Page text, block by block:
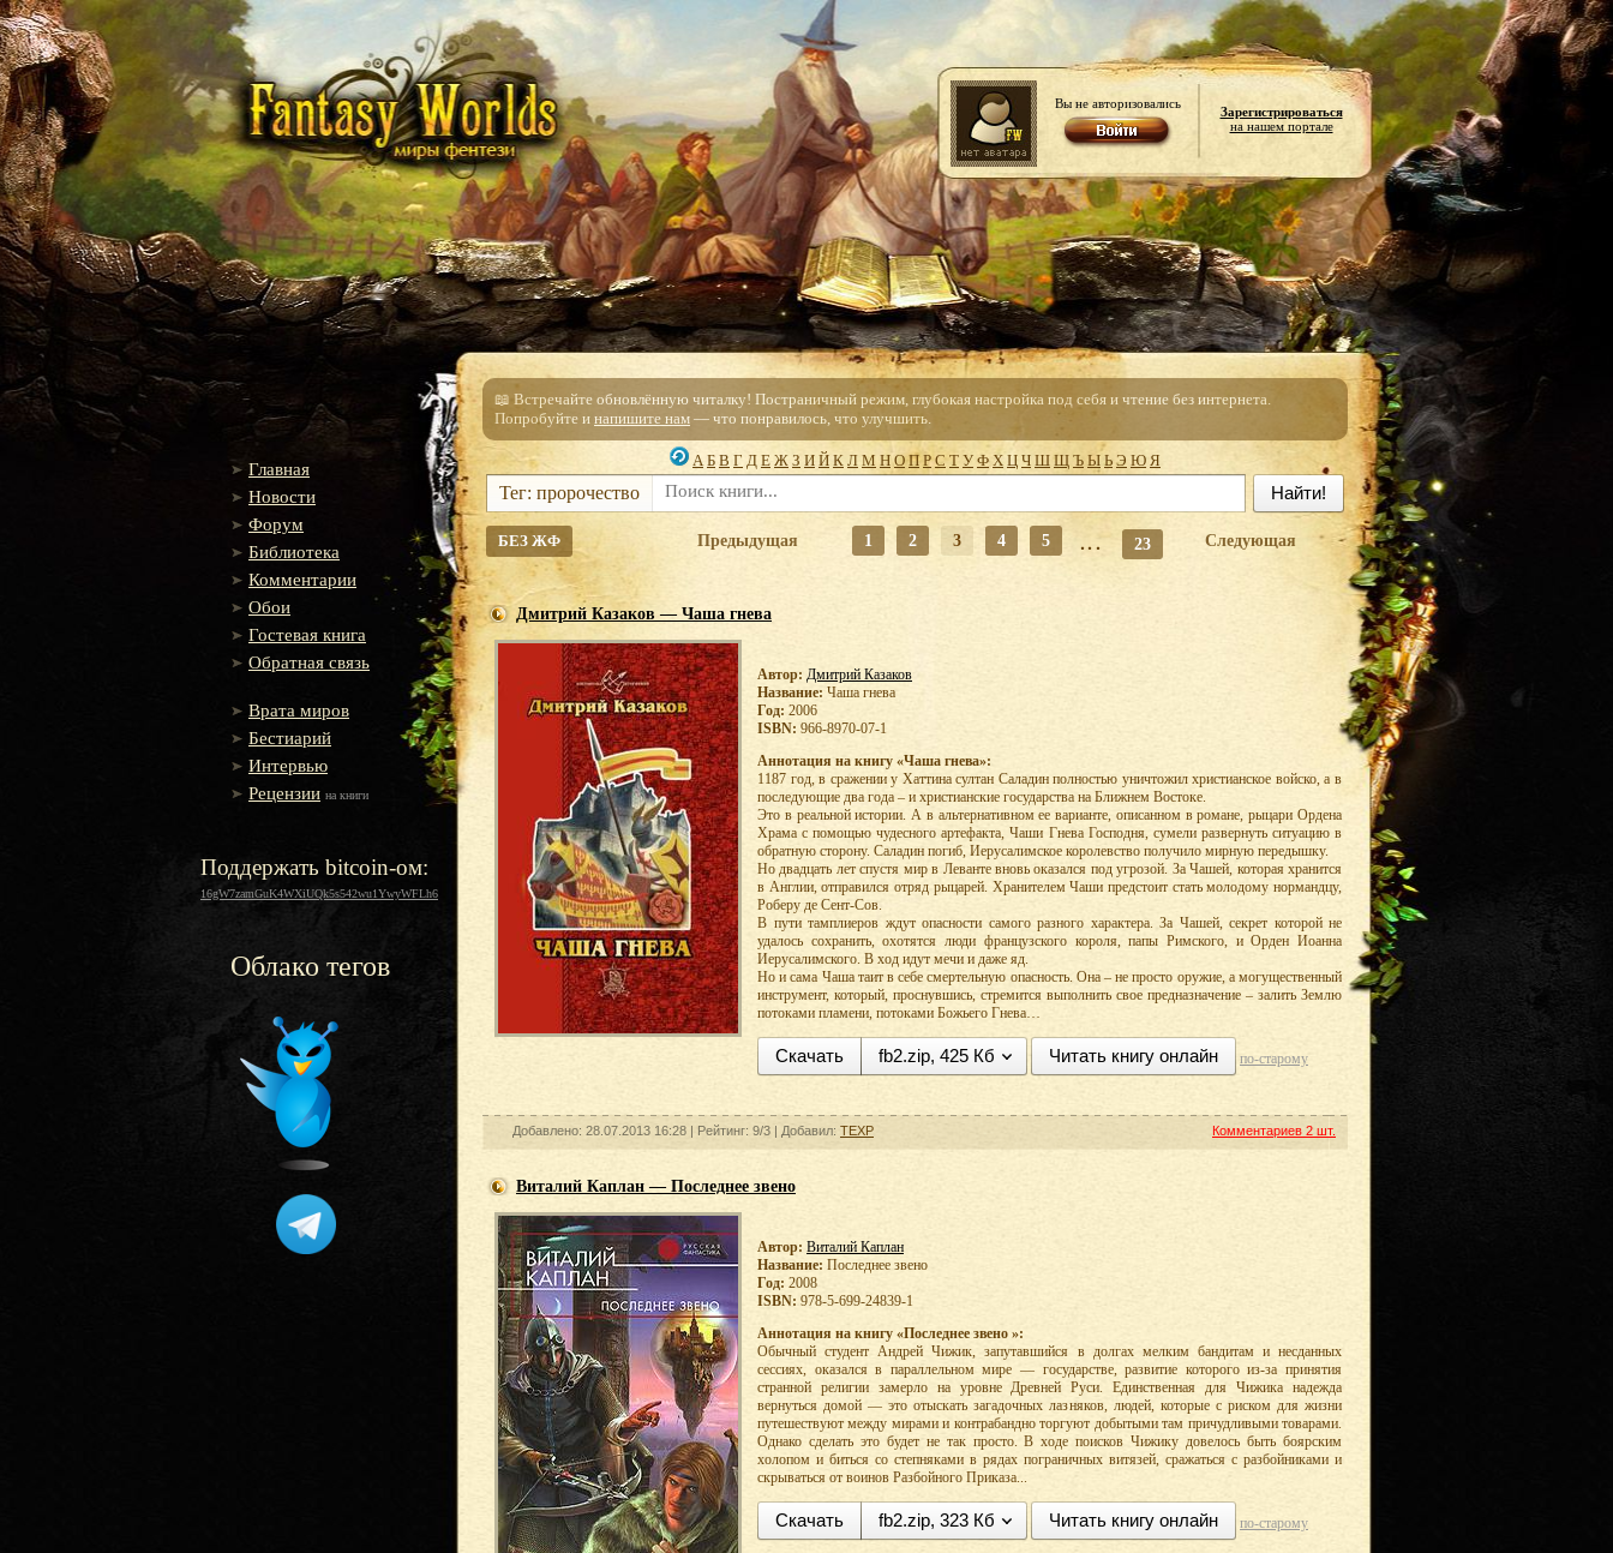
Вы не авторизовались
Зарегистрироваться
на нашем портале
Главная
Новости
Форум
Библиотека
Комментарии
Обои
Гостевая книга
Обратная связь
Врата миров
Бестиарий
Интервью
Рецензии на книги
Поддержать bitcoin-ом:
16gW7zamGuK4WXiUQk5s542wu1YwyWFLh6
Облако тегов
📖 Встречайте обновлённую читалку! Постраничный режим, глубокая настройка под себя и чтение без интернета.
Попробуйте и напишите нам — что понравилось, что улучшить.
А Б В Г Д Е Ж З И Й К Л М Н О П Р С Т У Ф Х Ц Ч Ш Щ Ъ Ы Ь Э Ю Я
Найти!
Тег: пророчество
БЕЗ ЖФ Предыдущая 1 2 3 4 5 ... 23 Следующая
Дмитрий Казаков — Чаша гнева
Автор: Дмитрий Казаков
Название: Чаша гнева
Год: 2006
ISBN: 966-8970-07-1
Аннотация на книгу «Чаша гнева»:
1187 год, в сражении у Хаттина султан Саладин полностью уничтожил христианское войско, а в
последующие два года – и христианские государства на Ближнем Востоке.
Это в реальной истории. А в альтернативном ее варианте, описанном в романе, рыцари Ордена
Храма с помощью чудесного артефакта, Чаши Гнева Господня, сумели развернуть ситуацию в
обратную сторону. Саладин погиб, Иерусалимское королевство получило мирную передышку.
Но двадцать лет спустя мир в Леванте вновь оказался под угрозой. За Чашей, которая хранится
в Англии, отправился отряд рыцарей. Хранителем Чаши предстоит стать молодому нормандцу,
Роберу де Сент-Сов.
В пути тамплиеров ждут опасности самого разного характера. За Чашей, секрет которой не
удалось сохранить, охотятся люди французского короля, папы Римского, и Орден Иоанна
Иерусалимского. В ход идут мечи и даже яд.
Но и сама Чаша таит в себе смертельную опасность. Она – не просто оружие, а могущественный
инструмент, который, проснувшись, стремится выполнить свое предназначение – залить Землю
потоками пламени, потоками Божьего Гнева…
Скачать fb2.zip, 425 Кб Читать книгу онлайн по-старому
Добавлено: 28.07.2013 16:28 | Рейтинг: 9/3 | Добавил: TEXP Комментариев 2 шт.
Виталий Каплан — Последнее звено
Автор: Виталий Каплан
Название: Последнее звено
Год: 2008
ISBN: 978-5-699-24839-1
Аннотация на книгу «Последнее звено »:
Обычный студент Андрей Чижик, запутавшийся в долгах мелким бандитам и несданных
сессиях, оказался в параллельном мире — государстве, развитие которого из-за принятия
странной религии замерло на уровне Древней Руси. Единственная для Чижика надежда
вернуться домой — это отыскать загадочных лазняков, людей, которые с риском для жизни
путешествуют между мирами и контрабандно торгуют добытыми там причудливыми товарами.
Однако сделать это будет не так просто. В ходе поисков Чижику довелось быть боярским
холопом и биться со степняками в рядах пограничных витязей, сражаться с разбойниками и
скрываться от воинов Разбойного Приказа...
Скачать fb2.zip, 323 Кб Читать книгу онлайн по-старому